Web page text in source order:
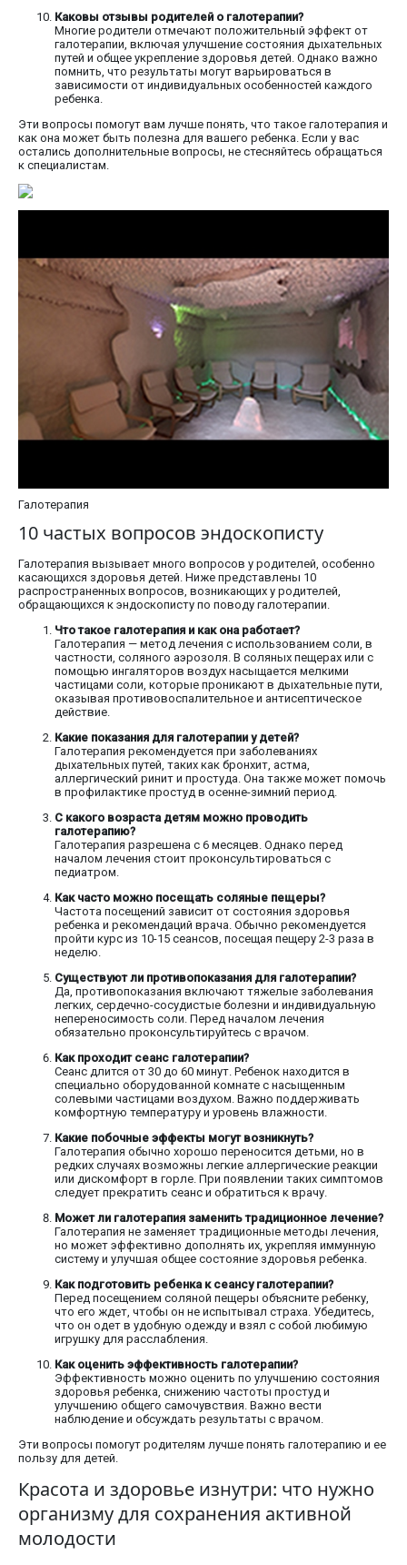
Каковы отзывы родителей о галотерапии?
Многие родители отмечают положительный эффект от
галотерапии, включая улучшение состояния дыхательных
путей и общее укрепление здоровья детей. Однако важно
помнить, что результаты могут варьироваться в
зависимости от индивидуальных особенностей каждого
ребенка.
Эти вопросы помогут вам лучше понять, что такое галотерапия и
как она может быть полезна для вашего ребенка. Если у вас
остались дополнительные вопросы, не стесняйтесь обращаться
к специалистам.
Галотерапия
10 частых вопросов эндоскописту
Галотерапия вызывает много вопросов у родителей, особенно
касающихся здоровья детей. Ниже представлены 10
распространенных вопросов, возникающих у родителей,
обращающихся к эндоскописту по поводу галотерапии.
Что такое галотерапия и как она работает?
Галотерапия — метод лечения с использованием соли, в
частности, соляного аэрозоля. В соляных пещерах или с
помощью ингаляторов воздух насыщается мелкими
частицами соли, которые проникают в дыхательные пути,
оказывая противовоспалительное и антисептическое
действие.
Какие показания для галотерапии у детей?
Галотерапия рекомендуется при заболеваниях
дыхательных путей, таких как бронхит, астма,
аллергический ринит и простуда. Она также может помочь
в профилактике простуд в осенне-зимний период.
С какого возраста детям можно проводить
галотерапию?
Галотерапия разрешена с 6 месяцев. Однако перед
началом лечения стоит проконсультироваться с
педиатром.
Как часто можно посещать соляные пещеры?
Частота посещений зависит от состояния здоровья
ребенка и рекомендаций врача. Обычно рекомендуется
пройти курс из 10-15 сеансов, посещая пещеру 2-3 раза в
неделю.
Существуют ли противопоказания для галотерапии?
Да, противопоказания включают тяжелые заболевания
легких, сердечно-сосудистые болезни и индивидуальную
непереносимость соли. Перед началом лечения
обязательно проконсультируйтесь с врачом.
Как проходит сеанс галотерапии?
Сеанс длится от 30 до 60 минут. Ребенок находится в
специально оборудованной комнате с насыщенным
солевыми частицами воздухом. Важно поддерживать
комфортную температуру и уровень влажности.
Какие побочные эффекты могут возникнуть?
Галотерапия обычно хорошо переносится детьми, но в
редких случаях возможны легкие аллергические реакции
или дискомфорт в горле. При появлении таких симптомов
следует прекратить сеанс и обратиться к врачу.
Может ли галотерапия заменить традиционное лечение?
Галотерапия не заменяет традиционные методы лечения,
но может эффективно дополнять их, укрепляя иммунную
систему и улучшая общее состояние здоровья ребенка.
Как подготовить ребенка к сеансу галотерапии?
Перед посещением соляной пещеры объясните ребенку,
что его ждет, чтобы он не испытывал страха. Убедитесь,
что он одет в удобную одежду и взял с собой любимую
игрушку для расслабления.
Как оценить эффективность галотерапии?
Эффективность можно оценить по улучшению состояния
здоровья ребенка, снижению частоты простуд и
улучшению общего самочувствия. Важно вести
наблюдение и обсуждать результаты с врачом.
Эти вопросы помогут родителям лучше понять галотерапию и ее
пользу для детей.
Красота и здоровье изнутри: что нужно
организму для сохранения активной
молодости